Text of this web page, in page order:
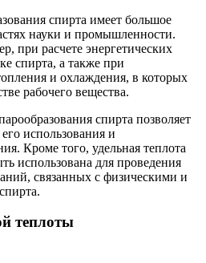
спирта имеет большое
науки и промышленности.
при расчете энергетических
спирта, а также при
и охлаждения, в которых
рабочего вещества.
спирта позволяет
использования и
Кроме того, удельная теплота
использована для проведения
связанных с физическими и
теплоты